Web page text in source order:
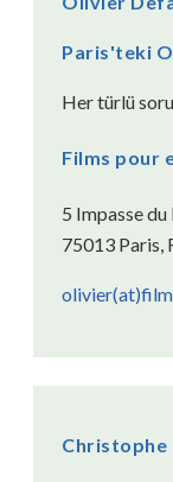
Paris'teki
Her türlü
Films pour
5 Impasse
75013 Paris,
Christophe